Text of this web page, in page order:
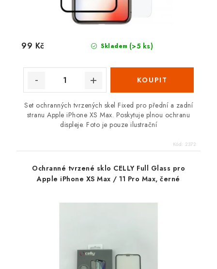
Skladem (>5 ks)
99 Kč
Set ochranných tvrzených skel Fixed pro přední a zadní
stranu Apple iPhone XS Max. Poskytuje plnou ochranu
displeje. Foto je pouze ilustrační
Kód: 2372
Ochranné tvrzené sklo CELLY Full Glass pro
Apple iPhone XS Max / 11 Pro Max, černé